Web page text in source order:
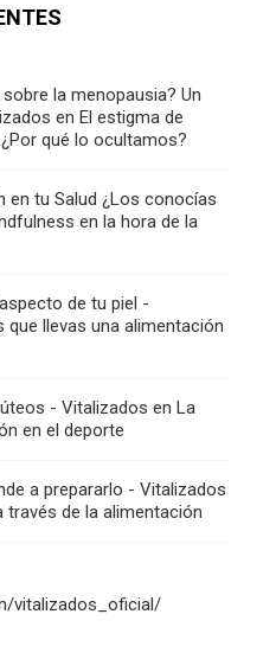
la menopausia? Un
en El estigma de
qué lo ocultamos?
en tu Salud ¿Los conocías
en la hora de la
de tu piel -
que llevas una alimentación
- Vitalizados en La
en el deporte
a prepararlo - Vitalizados
de la alimentación
vitalizados_oficial/